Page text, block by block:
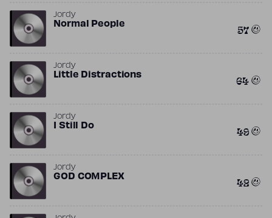
Jordy
Normal People 57
Jordy
Little Distractions 64
Jordy
I Still Do 49
Jordy
GOD COMPLEX 42